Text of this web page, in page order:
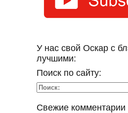
У нас свой Оскар с
лучшими:
Поиск по сайту:
Свежие комментарии